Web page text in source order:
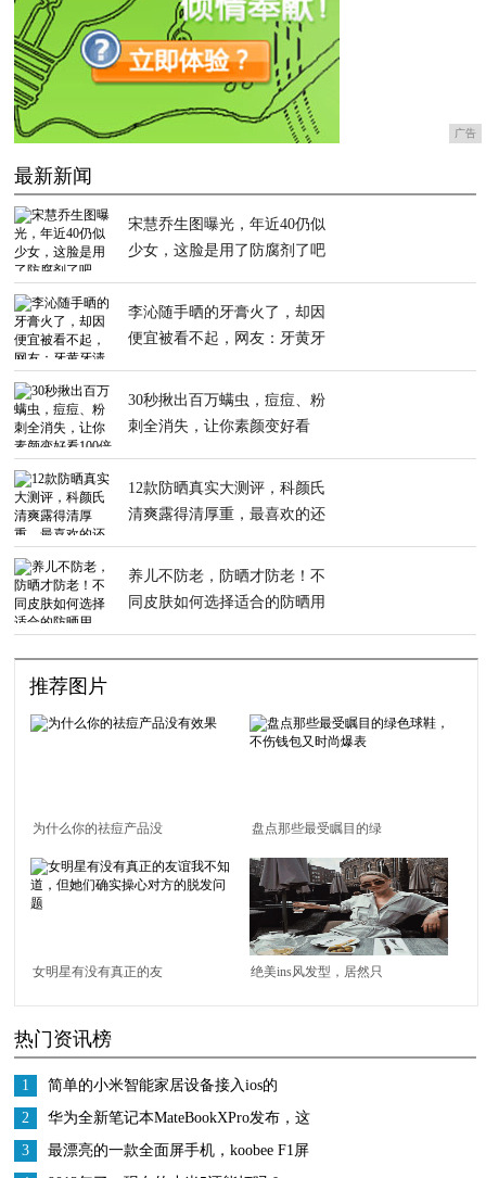
广告
最新新闻
宋慧乔生图曝光，年近40仍似
少女，这脸是用了防腐剂了吧
李沁随手晒的牙膏火了，却因
便宜被看不起，网友：牙黄牙
30秒揪出百万螨虫，痘痘、粉
刺全消失，让你素颜变好看
12款防晒真实大测评，科颜氏
清爽露得清厚重，最喜欢的还
养儿不防老，防晒才防老！不
同皮肤如何选择适合的防晒用
推荐图片
为什么你的祛痘产品没
有效果
盘点那些最受瞩目的绿
色球鞋，不伤钱包又时
尚爆表
女明星有没有真正的友
实操心对方的脱发问题
绝美ins风发型，居然只
热门资讯榜
1
简单的小米智能家居设备接入ios的
homekit教程
2
华为全新笔记本MateBookXPro发布，这
屏幕绝了
3
最漂亮的一款全面屏手机，koobee F1屏